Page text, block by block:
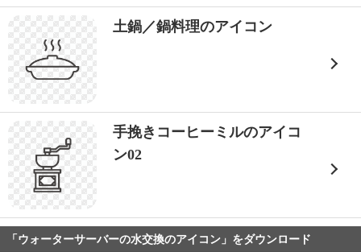
土鍋／鍋料理のアイコン
手挽きコーヒーミルのアイコ
ン02
「ウォーターサーバーの水交換のアイコン」をダウンロード